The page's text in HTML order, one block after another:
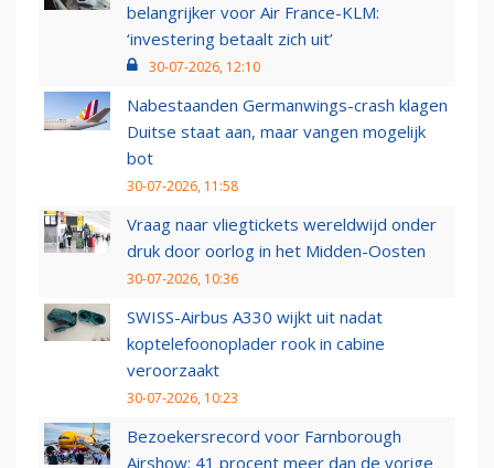
belangrijker voor Air France-KLM:
‘investering betaalt zich uit’
30-07-2026, 12:10
Nabestaanden Germanwings-crash klagen
Duitse staat aan, maar vangen mogelijk
bot
30-07-2026, 11:58
Vraag naar vliegtickets wereldwijd onder
druk door oorlog in het Midden-Oosten
30-07-2026, 10:36
SWISS-Airbus A330 wijkt uit nadat
koptelefoonoplader rook in cabine
veroorzaakt
30-07-2026, 10:23
Bezoekersrecord voor Farnborough
Airshow: 41 procent meer dan de vorige